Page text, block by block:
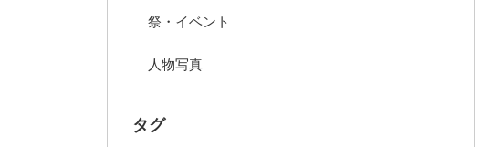
祭・イベント
人物写真
タグ